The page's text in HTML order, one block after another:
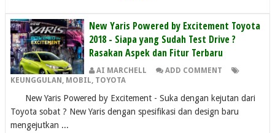
New Yaris Powered by Excitement Toyota
2018 - Siapa yang Sudah Test Drive ?
Rasakan Aspek dan Fitur Terbaru
AI MARCHELL
ADD COMMENT
KEUNGGULAN , MOBIL, TOYOTA
New Yaris Powered by Excitement - Suka dengan kejutan dari
Toyota sobat ? New Yaris dengan spesifikasi dan design baru
mengejutkan ...